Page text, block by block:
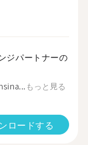
ジパートナーの
もっと見る
ロードする